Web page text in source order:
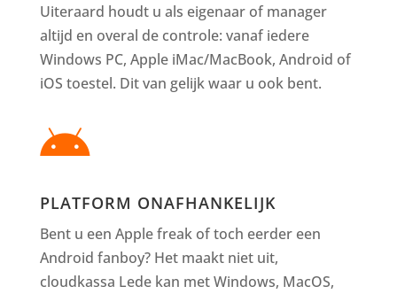
Uiteraard houdt u als eigenaar of manager
altijd en overal de controle: vanaf iedere
Windows PC, Apple iMac/MacBook, Android of
iOS toestel. Dit van gelijk waar u ook bent.

PLATFORM ONAFHANKELIJK
Bent u een Apple freak of toch eerder een
Android fanboy? Het maakt niet uit,
cloudkassa Lede kan met Windows, MacOS,